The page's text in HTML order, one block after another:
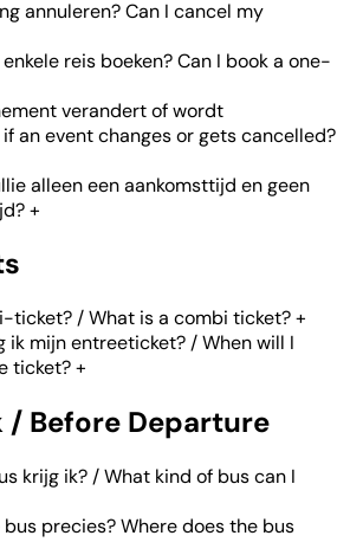
annuleren? Can I cancel my
reis boeken? Can I book a one-
verandert of wordt
an event changes or gets cancelled?
alleen een aankomsttijd en geen
+
ticket? / What is a combi ticket?+
ik mijn entreeticket? / When will I
ticket?+
Before Departure
krijg ik? / What kind of bus can I
precies? Where does the bus